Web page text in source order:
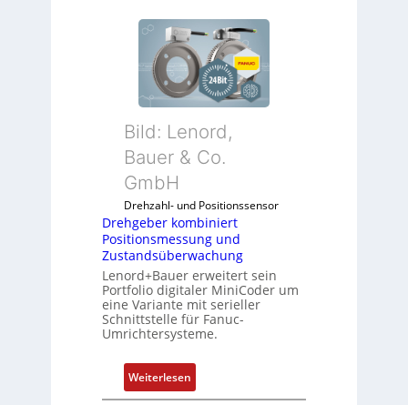
Bild: Lenord,
Bauer & Co.
GmbH
Drehzahl- und Positionssensor
Drehgeber kombiniert
Positionsmessung und
Zustandsüberwachung
Lenord+Bauer erweitert sein
Portfolio digitaler MiniCoder um
eine Variante mit serieller
Schnittstelle für Fanuc-
Umrichtersysteme.
Weiterlesen:
D